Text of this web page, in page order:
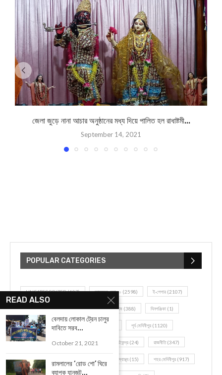
জেলা জুড়ে নানা আচার অনুষ্ঠানের মধ্য দিয়ে পালিত হল রাধাষ্টমী...
September 14, 2021
POPULAR CATEGORIES
UNCATEGORIZED(107) আজকের সেরা ১০ (2598) ই-পেপার (2107)
খেলাধূলো(5) জেলার খবর(602) ঝাড়গ্রাম (388) দিনপঞ্জিকা (1)
দৈনিক রাশিফল (819) পশ্চিম মেদিনীপুর পূর্ব মেদিনীপুর (1120)
বন্যপ্রাণ(4) বিনোদন(3) ভ্রমণ এবং তীর্থকেন্দ্র (24) রাজনীতি(347)
রান্না-রেসিপী লাইফ স্টাইল শরীর স্বাস্থ্য (15) শহর মেদিনীপুর (917)
READ ALSO
বেলদায় লোকাল ট্রেন চালুর
দাবিতে সরব...
October 21, 2021
রামলালের ‘রোড শো’ ঘিরে
ব্যাপক যানজট...